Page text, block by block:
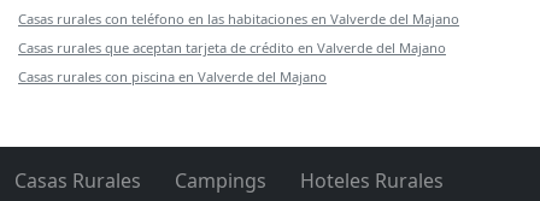
Casas rurales con teléfono en las habitaciones en Valverde del Majano
Casas rurales que aceptan tarjeta de crédito en Valverde del Majano
Casas rurales con piscina en Valverde del Majano
Casas Rurales Campings Hoteles Rurales